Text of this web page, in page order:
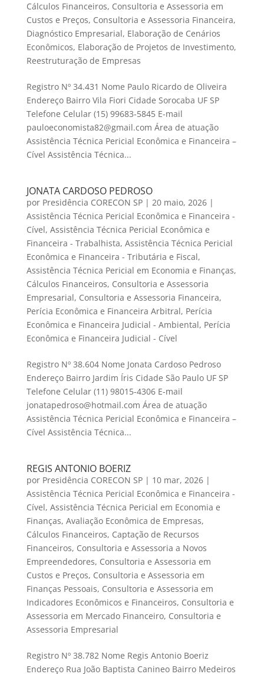
Cálculos Financeiros, Consultoria e Assessoria em
Custos e Preços, Consultoria e Assessoria Financeira,
Diagnóstico Empresarial, Elaboração de Cenários
Econômicos, Elaboração de Projetos de Investimento,
Reestruturação de Empresas
Registro Nº 34.431 Nome Paulo Ricardo de Oliveira
Endereço Bairro Vila Fiori Cidade Sorocaba UF SP
Telefone Celular (15) 99683-5845 E-mail
pauloeconomista82@gmail.com Área de atuação
Assistência Técnica Pericial Econômica e Financeira –
Cível Assistência Técnica...
JONATA CARDOSO PEDROSO
por Presidência CORECON SP| 20 maio, 2026|
Assistência Técnica Pericial Econômica e Financeira -
Cível, Assistência Técnica Pericial Econômica e
Financeira - Trabalhista, Assistência Técnica Pericial
Econômica e Financeira - Tributária e Fiscal,
Assistência Técnica Pericial em Economia e Finanças,
Cálculos Financeiros, Consultoria e Assessoria
Empresarial, Consultoria e Assessoria Financeira,
Perícia Econômica e Financeira Arbitral, Perícia
Econômica e Financeira Judicial - Ambiental, Perícia
Econômica e Financeira Judicial - Cível
Registro Nº 38.604 Nome Jonata Cardoso Pedroso
Endereço Bairro Jardim Íris Cidade São Paulo UF SP
Telefone Celular (11) 98015-4306 E-mail
jonatapedroso@hotmail.com Área de atuação
Assistência Técnica Pericial Econômica e Financeira –
Cível Assistência Técnica...
REGIS ANTONIO BOERIZ
por Presidência CORECON SP| 10 mar, 2026|
Assistência Técnica Pericial Econômica e Financeira -
Cível, Assistência Técnica Pericial em Economia e
Finanças, Avaliação Econômica de Empresas,
Cálculos Financeiros, Captação de Recursos
Financeiros, Consultoria e Assessoria a Novos
Empreendedores, Consultoria e Assessoria em
Custos e Preços, Consultoria e Assessoria em
Finanças Pessoais, Consultoria e Assessoria em
Indicadores Econômicos e Financeiros, Consultoria e
Assessoria em Mercado Financeiro, Consultoria e
Assessoria Empresarial
Registro Nº 38.782 Nome Regis Antonio Boeriz
Endereço Rua João Baptista Canineo Bairro Medeiros